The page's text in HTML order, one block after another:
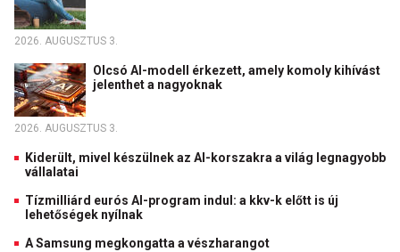
2026. AUGUSZTUS 3.
Olcsó AI-modell érkezett, amely komoly kihívást
jelenthet a nagyoknak
2026. AUGUSZTUS 3.
Kiderült, mivel készülnek az AI-korszakra a világ legnagyobb
vállalatai
Tízmilliárd eurós AI-program indul: a kkv-k előtt is új
lehetőségek nyílnak
A Samsung megkongatta a vészharangot